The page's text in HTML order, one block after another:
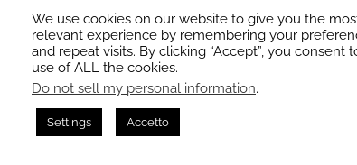
We use cookies on our website to give you the
relevant experience by remembering your
and repeat visits. By clicking “Accept”, you consent
use of ALL the cookies.
Do not sell my personal information.
Settings Accetto